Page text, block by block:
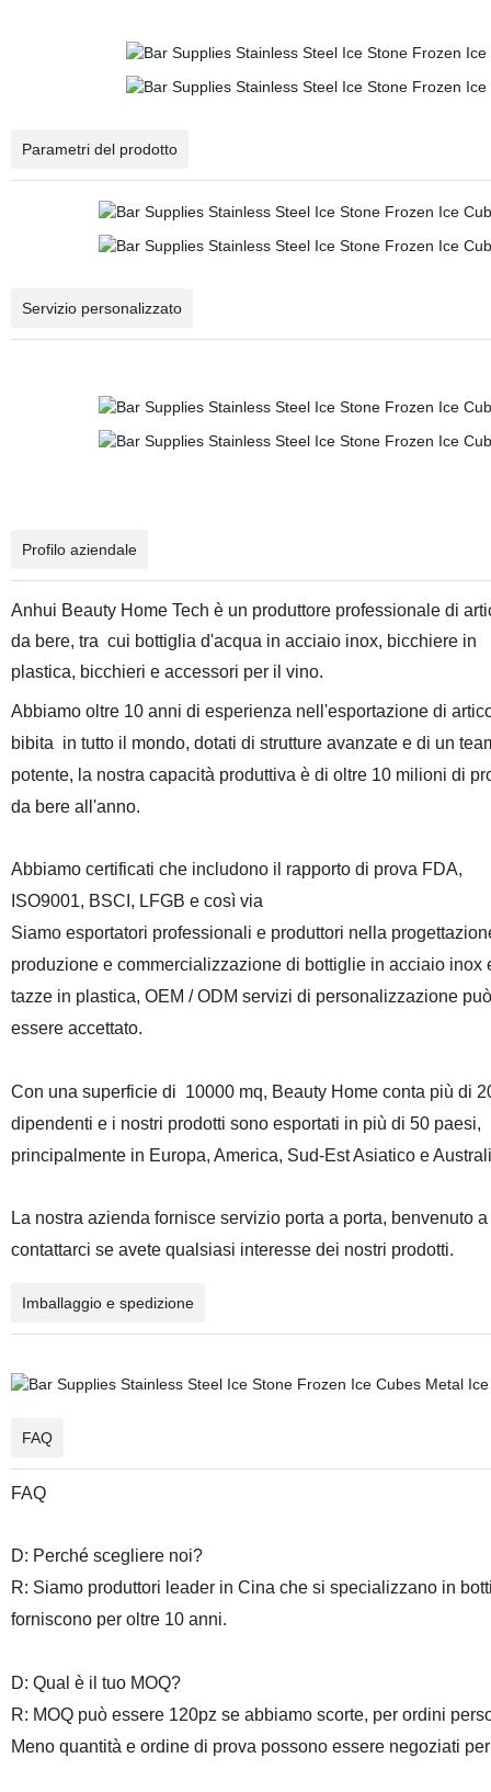
Parametri del prodotto
Servizio personalizzato
Profilo aziendale
Anhui Beauty Home Tech è un produttore professionale di
da bere, tra cui bottiglia d'acqua in acciaio inox, bicchiere in
plastica, bicchieri e accessori per il vino.
Abbiamo oltre 10 anni di esperienza nell'esportazione di
bibita in tutto il mondo, dotati di strutture avanzate e di un
potente, la nostra capacità produttiva è di oltre 10 milioni di
da bere all'anno.
Abbiamo certificati che includono il rapporto di prova FDA,
ISO9001, BSCI, LFGB e così via
Siamo esportatori professionali e produttori nella
produzione e commercializzazione di bottiglie in acciaio inox
tazze in plastica, OEM / ODM servizi di personalizzazione può
essere accettato.
Con una superficie di 10000 mq, Beauty Home conta più di
dipendenti e i nostri prodotti sono esportati in più di 50 paesi,
principalmente in Europa, America, Sud-Est Asiatico e
La nostra azienda fornisce servizio porta a porta, benvenuto a
contattarci se avete qualsiasi interesse dei nostri prodotti.
Imballaggio e spedizione
FAQ
FAQ
D: Perché scegliere noi?
R: Siamo produttori leader in Cina che si specializzano in
forniscono per oltre 10 anni.
D: Qual è il tuo MOQ?
R: MOQ può essere 120pz se abbiamo scorte, per ordini
Meno quantità e ordine di prova possono essere negoziati